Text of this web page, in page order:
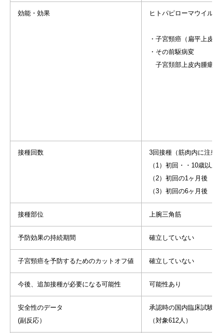
効能・効果 ヒトパピローマウイル
・子宮頸癌（扁平上皮
・その前駆病変
子宮頚部上皮内腫瘍2,3
接種回数
3回接種（筋肉内に注射
（1）初回・・10歳以上
（2）初回の1ヶ月後
（3）初回の6ヶ月後
接種部位 上腕三角筋
予防効果の持続期間 確立していない
子宮頸癌を予防するためのカットオフ値 確立していない
今後、追加接種が必要になる可能性 可能性あり
安全性のデータ
(副反応）
承認時の国内臨床試験
（対象612人）